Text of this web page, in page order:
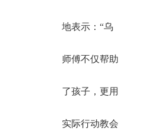
地表示：“乌
师傅不仅帮助
了孩子，更用
实际行动教会